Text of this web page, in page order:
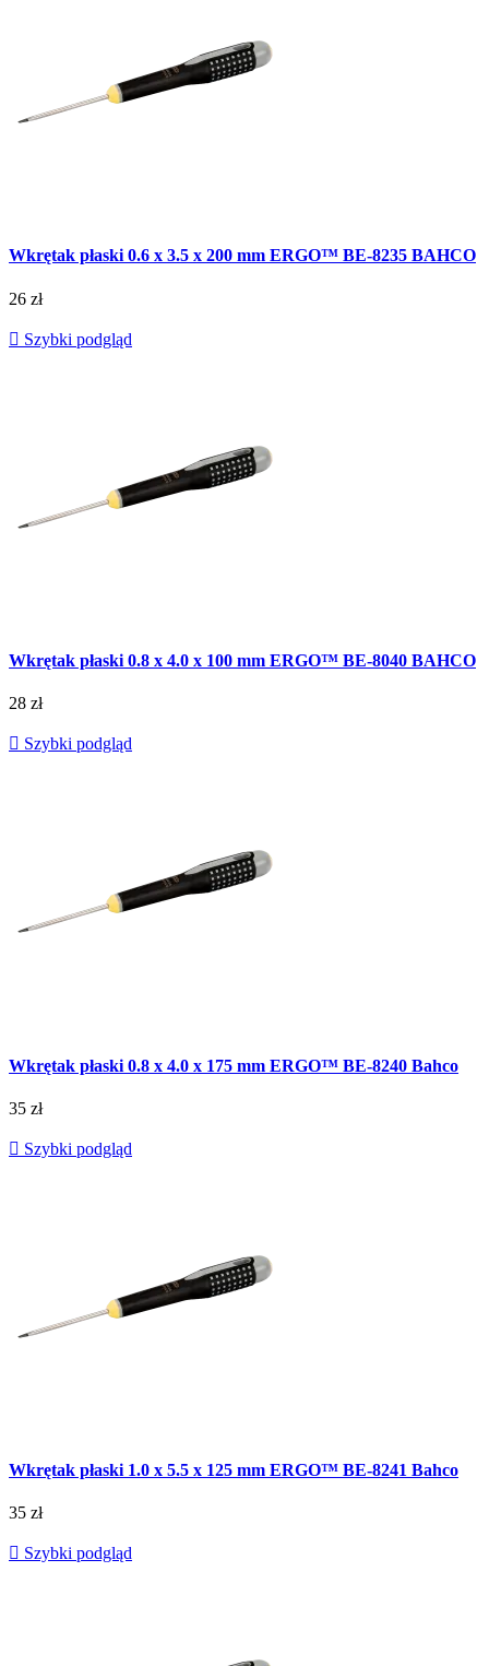
Wkrętak płaski 0.6 x 3.5 x 200 mm ERGO™ BE-8235 BAHCO
26 zł
 Szybki podgląd
Wkrętak płaski 0.8 x 4.0 x 100 mm ERGO™ BE-8040 BAHCO
28 zł
 Szybki podgląd
Wkrętak płaski 0.8 x 4.0 x 175 mm ERGO™ BE-8240 Bahco
35 zł
 Szybki podgląd
Wkrętak płaski 1.0 x 5.5 x 125 mm ERGO™ BE-8241 Bahco
35 zł
 Szybki podgląd